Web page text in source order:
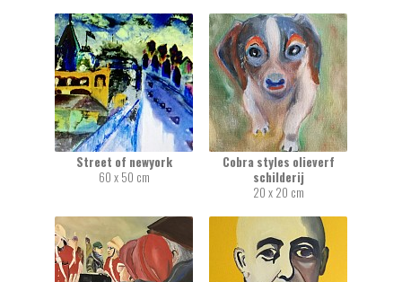
Street of newyork
60 x 50 cm
Cobra styles olieverf
schilderij
20 x 20 cm